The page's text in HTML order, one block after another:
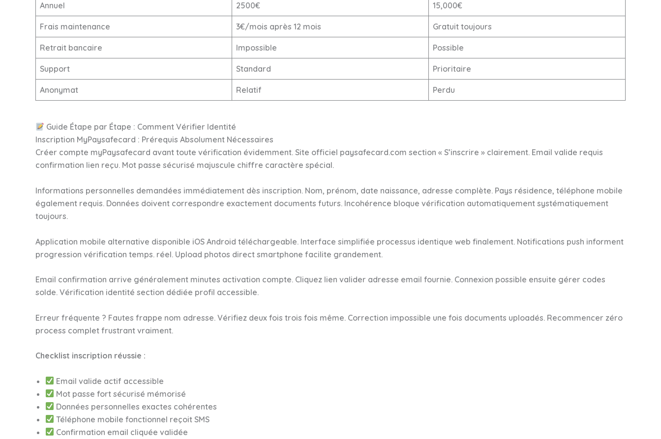
Annuel 2500€ 15,000€
Frais maintenance 3€/mois après 12 mois Gratuit toujours
Retrait bancaire Impossible Possible
Support Standard Prioritaire
Anonymat Relatif Perdu
Guide Étape par Étape : Comment Vérifier Identité
Inscription MyPaysafecard : Prérequis Absolument Nécessaires
Créer compte myPaysafecard avant toute vérification évidemment. Site officiel paysafecard.com section « S’inscrire » clairement. Email valide requis
confirmation lien reçu. Mot passe sécurisé majuscule chiffre caractère spécial.
Informations personnelles demandées immédiatement dès inscription. Nom, prénom, date naissance, adresse complète. Pays résidence, téléphone mobile
également requis. Données doivent correspondre exactement documents futurs. Incohérence bloque vérification automatiquement systématiquement
toujours.
Application mobile alternative disponible iOS Android téléchargeable. Interface simplifiée processus identique web finalement. Notifications push informent
progression vérification temps. réel. Upload photos direct smartphone facilite grandement.
Email confirmation arrive généralement minutes activation compte. Cliquez lien valider adresse email fournie. Connexion possible ensuite gérer codes
solde. Vérification identité section dédiée profil accessible.
Erreur fréquente ? Fautes frappe nom adresse. Vérifiez deux fois trois fois même. Correction impossible une fois documents uploadés. Recommencer zéro
process complet frustrant vraiment.
Checklist inscription réussie :
Email valide actif accessible
Mot passe fort sécurisé mémorisé
Données personnelles exactes cohérentes
Téléphone mobile fonctionnel reçoit SMS
Confirmation email cliquée validée